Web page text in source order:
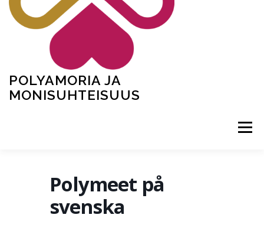
POLYAMORIA JA
MONISUHTEISUUS
Valikko
YHDISTYS KAUPPA YHTEYSTIEDOT
Polymeet på
svenska